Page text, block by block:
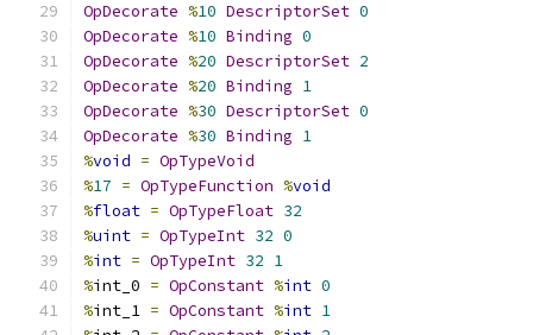
OpDecorate %10 DescriptorSet 0
OpDecorate %10 Binding 0
OpDecorate %20 DescriptorSet 2
OpDecorate %20 Binding 1
OpDecorate %30 DescriptorSet 0
OpDecorate %30 Binding 1
%void = OpTypeVoid
%17 = OpTypeFunction %void
%float = OpTypeFloat 32
%uint = OpTypeInt 32 0
%int = OpTypeInt 32 1
%int_0 = OpConstant %int 0
%int_1 = OpConstant %int 1